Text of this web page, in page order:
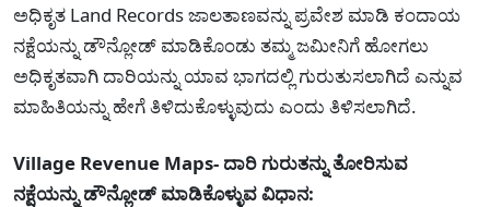
ಅಧಿಕೃತ Land Records ಜಾಲತಾಣವನ್ನು ಪ್ರವೇಶ ಮಾಡಿ ಕಂದಾಯ
ನಕ್ಷೆಯನ್ನು ಡೌನ್ಲೋಡ್ ಮಾಡಿಕೊಂಡು ತಮ್ಮ ಜಮೀನಿಗೆ ಹೋಗಲು
ಅಧಿಕೃತವಾಗಿ ದಾರಿಯನ್ನು ಯಾವ ಭಾಗದಲ್ಲಿ ಗುರುತುಸಲಾಗಿದೆ ಎನ್ನುವ
ಮಾಹಿತಿಯನ್ನು ಹೇಗೆ ತಿಳಿದುಕೊಳ್ಳುವುದು ಎಂದು ತಿಳಿಸಲಾಗಿದೆ.
Village Revenue Maps- ದಾರಿ ಗುರುತನ್ನು ತೋರಿಸುವ
ನಕ್ಷೆಯನ್ನು ಡೌನ್ಲೋಡ್ ಮಾಡಿಕೊಳ್ಳುವ ವಿಧಾನ: